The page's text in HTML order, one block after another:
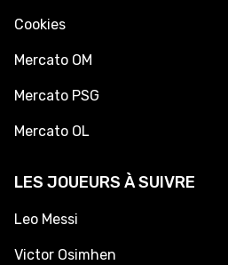
Cookies
Mercato OM
Mercato PSG
Mercato OL
LES JOUEURS À SUIVRE
Leo Messi
Victor Osimhen